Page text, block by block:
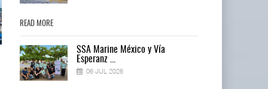
IT-ANÁLISIS: Puerto Lázaro
Cárdenas incorpora ...
06 AGO 2026
READ MORE
SSA Marine México y Vía
Esperanz ...
06 JUL 2026